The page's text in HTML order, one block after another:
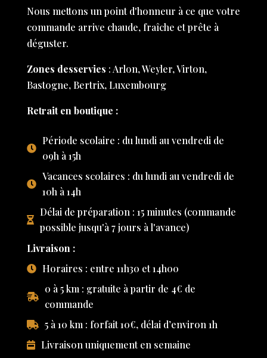
Nous mettons un point d'honneur à ce que votre
commande arrive chaude, fraîche et prête à
déguster.
Zones desservies : Arlon, Weyler, Virton,
Bastogne, Bertrix, Luxembourg
Retrait en boutique :
Période scolaire : du lundi au vendredi de
09h à 15h
Vacances scolaires : du lundi au vendredi de
10h à 14h
Délai de préparation : 15 minutes (commande
possible jusqu'à 7 jours à l'avance)
Livraison :
Horaires : entre 11h30 et 14h00
0 à 5 km : gratuite à partir de 4€ de
commande
5 à 10 km : forfait 10€, délai d’environ 1h
Livraison uniquement en semaine